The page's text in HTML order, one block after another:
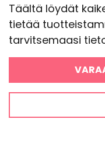
Täältä löydät
tietää
tarvitsemaasi